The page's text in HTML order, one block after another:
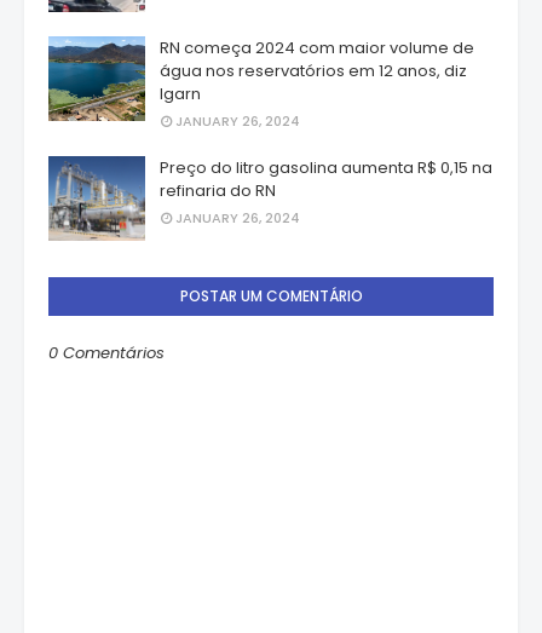
RN começa 2024 com maior volume de
água nos reservatórios em 12 anos, diz
Igarn
JANUARY 26, 2024
Preço do litro gasolina aumenta R$ 0,15 na
refinaria do RN
JANUARY 26, 2024
POSTAR UM COMENTÁRIO
0 Comentários